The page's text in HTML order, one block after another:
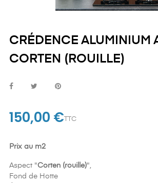
CRÉDENCE ALUMINIUM
CORTEN (ROUILLE)
150,00 € TTC
Prix au m2
Aspect "Corten (rouille)",
Fond de Hotte